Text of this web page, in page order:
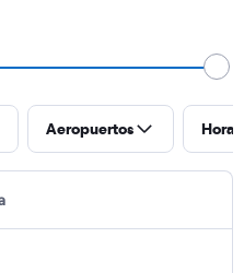
Aeropuertos